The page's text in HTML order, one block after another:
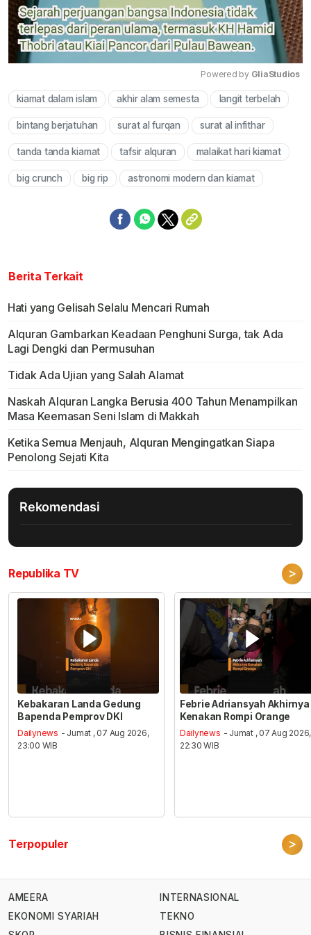
Mute
Powered by GliaStudios
kiamat dalam islam akhir alam semesta langit terbelah
bintang berjatuhan surat al furqan surat al infithar
tanda tanda kiamat tafsir alquran malaikat hari kiamat
big crunch big rip astronomi modern dan kiamat
Berita Terkait
Hati yang Gelisah Selalu Mencari Rumah
Alquran Gambarkan Keadaan Penghuni Surga, tak Ada
Lagi Dengki dan Permusuhan
Tidak Ada Ujian yang Salah Alamat
Naskah Alquran Langka Berusia 400 Tahun Menampilkan
Masa Keemasan Seni Islam di Makkah
Ketika Semua Menjauh, Alquran Mengingatkan Siapa
Penolong Sejati Kita
Rekomendasi
Republika TV >
Kebakaran Landa Gedung
Bapenda Pemprov DKI
Dailynews - Jumat , 07 Aug 2026,
23:00 WIB
Febrie Adriansyah Akhirnya
Kenakan Rompi Orange
Dailynews - Jumat , 07 Aug 2026,
22:30 WIB
Terpopuler >
AMEERA
EKONOMI SYARIAH
INTERNASIONAL
TEKNO